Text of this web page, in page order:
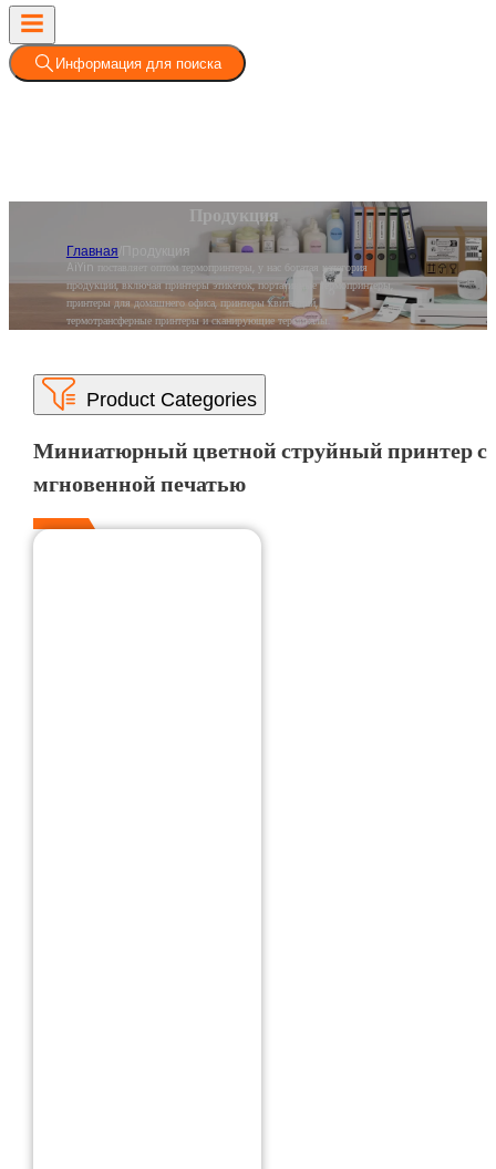
Информация для поиска
Продукция
Главная Продукция
AiYin поставляет оптом термопринтеры, у нас богатая категория
продукции, включая принтеры этикеток, портативные термопринтеры,
принтеры для домашнего офиса, принтеры квитанций,
термотрансферные принтеры и сканирующие терминалы.
Миниатюрный цветной струйный принтер с
мгновенной печатью